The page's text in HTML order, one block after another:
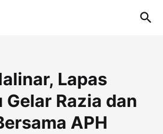
Lapas
Razia dan
APH